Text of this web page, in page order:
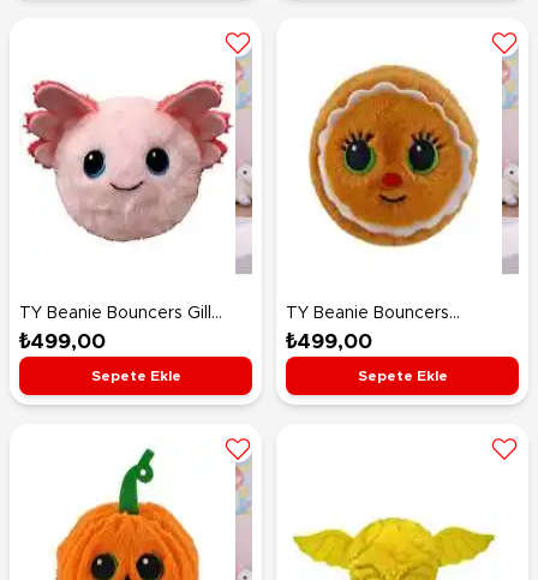
TY Beanie Bouncers Gill
Pembe Axolotl 7 Cm
₺499,00
Sepete Ekle
TY Beanie Bouncers
Kurabiye Adam Cookie 7
Cm
₺499,00
Sepete Ekle